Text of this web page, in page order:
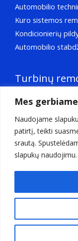
Mes
Naudojame
patirtį, teikti
srautą.
slapukų naudojimu.
Automobilio
Kuro sistemos
Kondicionierių
Automobilio
Turbinų
Turbinų remontas
Aktuatorių
Turbinų šerdžių
Turbinos VNT
Wastegate
©